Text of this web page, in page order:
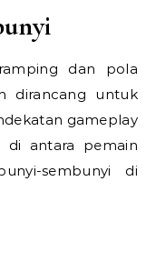
dan pola
dirancang untuk
gameplay
di antara pemain
sembunyi di